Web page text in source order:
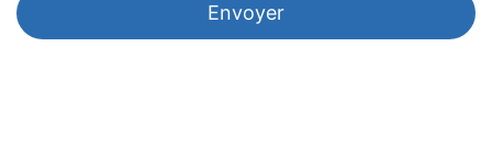
Envoyer